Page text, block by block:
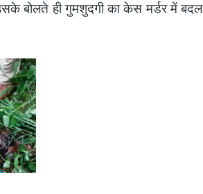
बोलते ही गुमशुदगी का केस मर्डर में बदल